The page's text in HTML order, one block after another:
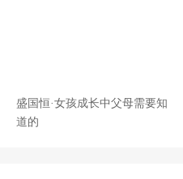
盛国恒·女孩成长中父母需要知
道的